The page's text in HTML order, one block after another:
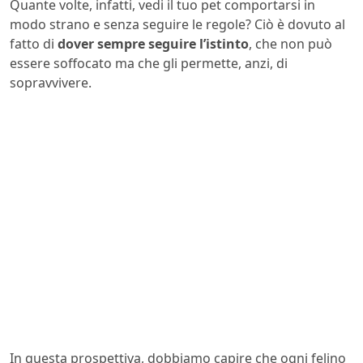
Quante volte, infatti, vedi il tuo pet comportarsi in
modo strano e senza seguire le regole? Ciò è dovuto al
fatto di dover sempre seguire l’istinto, che non può
essere soffocato ma che gli permette, anzi, di
sopravvivere.
In questa prospettiva, dobbiamo capire che ogni felino